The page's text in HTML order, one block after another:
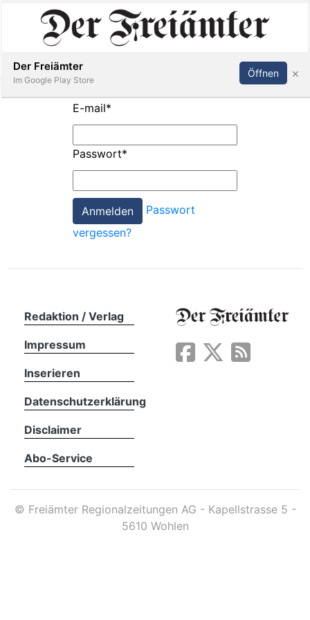
Paper
App
Inserieren Abonnieren Anmelden
E-mail*
Passwort*
Passwort
vergessen?
Redaktion / Verlag
Impressum
Inserieren
Datenschutzerklärung
Disclaimer
Abo-Service
© Freiämter Regionalzeitungen AG - Kapellstrasse 5 -
5610 Wohlen
Der Freiämter
Im Google Play Store
Öffnen ×